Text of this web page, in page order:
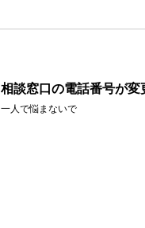
相談窓口の電話番号が変
一人で悩まないで